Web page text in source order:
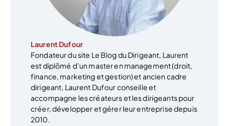
Laurent Dufour
Fondateur du site Le Blog du Dirigeant, Laurent
est diplômé d’un master en management (droit,
finance, marketing et gestion) et ancien cadre
dirigeant, Laurent Dufour conseille et
accompagne les créateurs et les dirigeants pour
créer, développer et gérer leur entreprise depuis
2010.